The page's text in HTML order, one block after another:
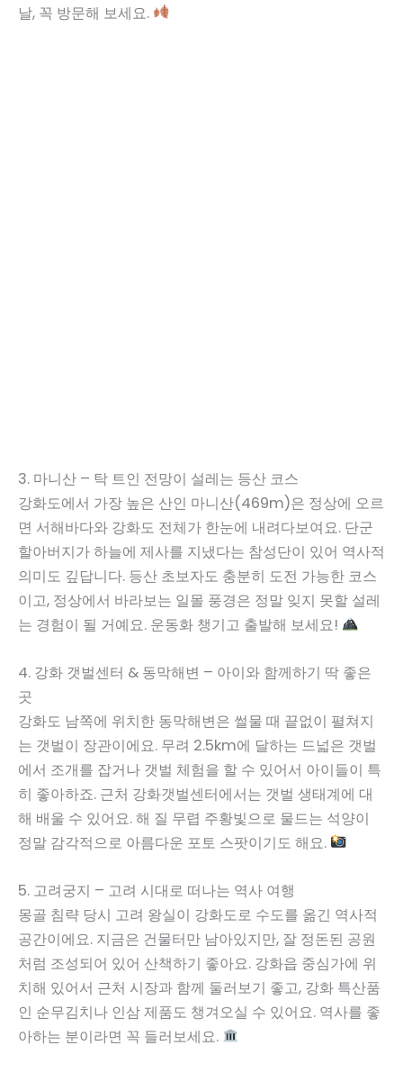
날, 꼭 방문해 보세요.
3. 마니산 – 탁 트인 전망이 설레는 등산 코스
강화도에서 가장 높은 산인 마니산(469m)은 정상에 오르
면 서해바다와 강화도 전체가 한눈에 내려다보여요. 단군
할아버지가 하늘에 제사를 지냈다는 참성단이 있어 역사적
의미도 깊답니다. 등산 초보자도 충분히 도전 가능한 코스
이고, 정상에서 바라보는 일몰 풍경은 정말 잊지 못할 설레
는 경험이 될 거예요. 운동화 챙기고 출발해 보세요!
4. 강화 갯벌센터 & 동막해변 – 아이와 함께하기 딱 좋은
곳
강화도 남쪽에 위치한 동막해변은 썰물 때 끝없이 펼쳐지
는 갯벌이 장관이에요. 무려 2.5km에 달하는 드넓은 갯벌
에서 조개를 잡거나 갯벌 체험을 할 수 있어서 아이들이 특
히 좋아하죠. 근처 강화갯벌센터에서는 갯벌 생태계에 대
해 배울 수 있어요. 해 질 무렵 주황빛으로 물드는 석양이
정말 감각적으로 아름다운 포토 스팟이기도 해요.
5. 고려궁지 – 고려 시대로 떠나는 역사 여행
몽골 침략 당시 고려 왕실이 강화도로 수도를 옮긴 역사적
공간이에요. 지금은 건물터만 남아있지만, 잘 정돈된 공원
처럼 조성되어 있어 산책하기 좋아요. 강화읍 중심가에 위
치해 있어서 근처 시장과 함께 둘러보기 좋고, 강화 특산품
인 순무김치나 인삼 제품도 챙겨오실 수 있어요. 역사를 좋
아하는 분이라면 꼭 들러보세요.